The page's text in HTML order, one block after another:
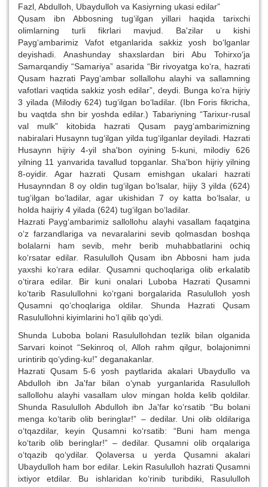
Fazl, Abdulloh, Ubaydulloh va Kasiyrning ukasi edilar”
Qusam ibn Abbosning tug‘ilgan yillari haqida tarixchi
olimlarning turli fikrlari mavjud. Ba'zilar u kishi
Payg‘ambarimiz Vafot etganlarida sakkiz yosh bo‘lganlar
deyishadi. Anashunday shaxslardan biri Abu Tohirxo‘ja
Samarqandiy “Samariya” asarida “Bir rivoyatga ko‘ra, hazrati
Qusam hazrati Payg‘ambar sollallohu alayhi va sallamning
vafotlari vaqtida sakkiz yosh edilar”, deydi. Bunga ko‘ra hijriy
3 yilada (Milodiy 624) tug‘ilgan bo‘ladilar. (Ibn Foris fikricha,
bu vaqtda shn bir yoshda edilar.) Tabariyning “Tarixur-rusal
val mulk” kitobida hazrati Qusam payg‘ambarimizning
nabiralari Husaynn tug‘ilgan yilda tug‘ilganlar deyiladi. Hazrati
Husaynn hijriy 4-yil sha'bon oyining 5-kuni, milodiy 626
yilning 11 yanvarida tavallud topganlar. Sha'bon hijriy yilning
8-oyidir. Agar hazrati Qusam emishgan ukalari hazrati
Husaynndan 8 oy oldin tug‘ilgan bo‘lsalar, hijiy 3 yilda (624)
tug‘ilgan bo‘ladilar, agar ukishidan 7 oy katta bo‘lsalar, u
holda haijriy 4 yilada (624) tug‘ilgan bo‘ladilar.
Hazrati Payg‘ambarimiz sallollohu alayhi vasallam faqatgina
o‘z farzandlariga va nevaralarini sevib qolmasdan boshqa
bolalarni ham sevib, mehr berib muhabbatlarini ochiq
ko‘rsatar edilar. Rasululloh Qusam ibn Abbosni ham juda
yaxshi ko‘rara edilar. Qusamni quchoqlariga olib erkalatib
o‘tirara edilar. Bir kuni onalari Luboba Hazrati Qusamni
ko‘tarib Rasulullohni ko‘rgani borgalarida Rasululloh yosh
Qusamni qo‘choqlariga oldilar. Shunda Hazrati Qusam
Rasulullohni kiyimlarini ho‘l qilib qo‘ydi.
Shunda Luboba bolani Rasulullohdan tezlik bilan olganida
Sarvari koinot “Sekinroq ol, Alloh rahm qilgur, bolajonimni
urintirib qo‘yding-ku!” deganakanlar.
Hazrati Qusam 5-6 yosh paytlarida akalari Ubaydullo va
Abdulloh ibn Ja'far bilan o‘ynab yurganlarida Rasululloh
sallollohu alayhi vasallam ulov mingan holda kelib qoldilar.
Shunda Rasululloh Abdulloh ibn Ja'far ko‘rsatib “Bu bolani
menga ko‘tarib olib beringlar!” – dedilar. Uni olib oldilariga
o‘tqazdilar, keyin Qusamni ko‘rsatib: “Buni ham menga
ko‘tarib olib beringlar!” – dedilar. Qusamni olib orqalariga
o‘tqazib qo‘ydilar. Qolaversa u yerda Qusamni akalari
Ubaydulloh ham bor edilar. Lekin Rasululloh hazrati Qusamni
ixtiyor etdilar. Bu ishlaridan ko‘rinib turibdiki, Rasululloh